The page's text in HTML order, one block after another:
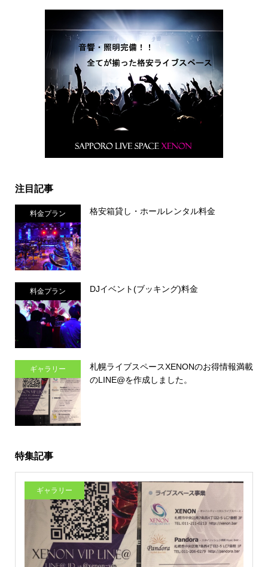
注目記事
料金プラン 格安箱貸し・ホールレンタル料金
料金プラン DJイベント(ブッキング)料金
ギャラリー
札幌ライブスペースXENONのお得情報満載
のLINE@を作成しました。
特集記事
ギャラリー